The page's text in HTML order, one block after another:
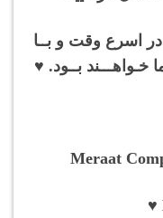
در اسرع وقت و بــا
خـواهـــند بــود. ♥
Meraat